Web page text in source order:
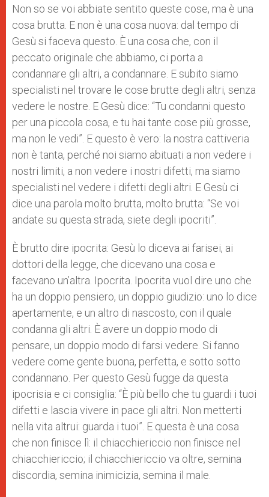
Non so se voi abbiate sentito queste cose, ma è una
cosa brutta. E non è una cosa nuova: dal tempo di
Gesù si faceva questo. È una cosa che, con il
peccato originale che abbiamo, ci porta a
condannare gli altri, a condannare. E subito siamo
specialisti nel trovare le cose brutte degli altri, senza
vedere le nostre. E Gesù dice: “Tu condanni questo
per una piccola cosa, e tu hai tante cose più grosse,
ma non le vedi”. E questo è vero: la nostra cattiveria
non è tanta, perché noi siamo abituati a non vedere i
nostri limiti, a non vedere i nostri difetti, ma siamo
specialisti nel vedere i difetti degli altri. E Gesù ci
dice una parola molto brutta, molto brutta: “Se voi
andate su questa strada, siete degli ipocriti”.
È brutto dire ipocrita: Gesù lo diceva ai farisei, ai
dottori della legge, che dicevano una cosa e
facevano un’altra. Ipocrita. Ipocrita vuol dire uno che
ha un doppio pensiero, un doppio giudizio: uno lo dice
apertamente, e un altro di nascosto, con il quale
condanna gli altri. È avere un doppio modo di
pensare, un doppio modo di farsi vedere. Si fanno
vedere come gente buona, perfetta, e sotto sotto
condannano. Per questo Gesù fugge da questa
ipocrisia e ci consiglia: “È più bello che tu guardi i tuoi
difetti e lascia vivere in pace gli altri. Non metterti
nella vita altrui: guarda i tuoi”. E questa è una cosa
che non finisce lì: il chiacchiericcio non finisce nel
chiacchiericcio; il chiacchiericcio va oltre, semina
discordia, semina inimicizia, semina il male.